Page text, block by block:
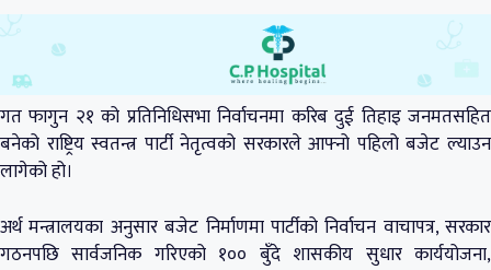
गत फागुन २१ को प्रतिनिधिसभा निर्वाचनमा करिब दुई तिहाइ जनमतसहित
बनेको राष्ट्रिय स्वतन्त्र पार्टी नेतृत्वको सरकारले आफ्नो पहिलो बजेट ल्याउन
लागेको हो।
अर्थ मन्त्रालयका अनुसार बजेट निर्माणमा पार्टीको निर्वाचन वाचापत्र, सरकार
गठनपछि सार्वजनिक गरिएको १०० बुँदे शासकीय सुधार कार्ययोजना,